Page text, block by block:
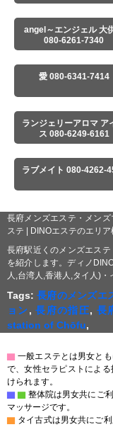
angel～エンジェル 大
080-6261-7340
愛 080-6341-7414
ランジェリーアロマ ア
ス 080-6249-6161
ラブメイト 080-4262-
長府メンズエステ・メン
ステ | DINOエステのエリア
長府駅近くのメンズエス
を紹介します。ディノ
人,台湾人,香港人,タイ人)
Tags:長府のメンズエ
ョン,長府の指圧, 長
station of Chōfu,
▇ 一般エステとは男女と
で、女性セラピストによ
けられます。
▇ ▇ 整体院は男女共にご
マッサージです。
▇ タイ古式は男女共にご